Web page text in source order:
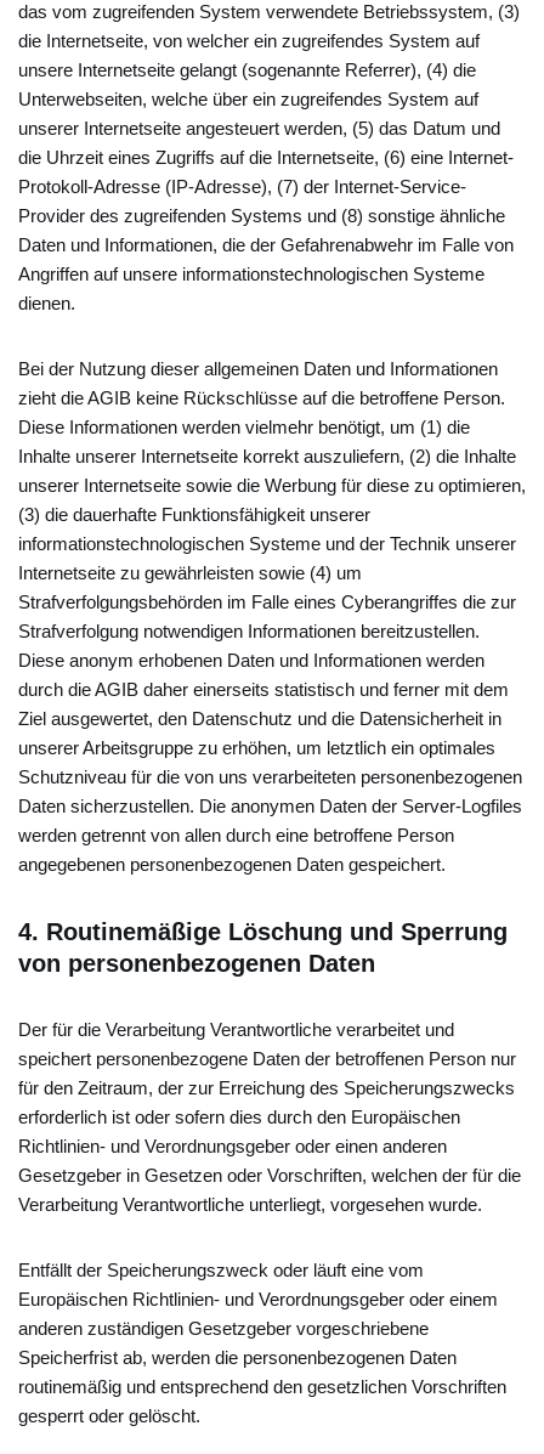
das vom zugreifenden System verwendete Betriebssystem, (3)
die Internetseite, von welcher ein zugreifendes System auf
unsere Internetseite gelangt (sogenannte Referrer), (4) die
Unterwebseiten, welche über ein zugreifendes System auf
unserer Internetseite angesteuert werden, (5) das Datum und
die Uhrzeit eines Zugriffs auf die Internetseite, (6) eine Internet-
Protokoll-Adresse (IP-Adresse), (7) der Internet-Service-
Provider des zugreifenden Systems und (8) sonstige ähnliche
Daten und Informationen, die der Gefahrenabwehr im Falle von
Angriffen auf unsere informationstechnologischen Systeme
dienen.
Bei der Nutzung dieser allgemeinen Daten und Informationen
zieht die AGIB keine Rückschlüsse auf die betroffene Person.
Diese Informationen werden vielmehr benötigt, um (1) die
Inhalte unserer Internetseite korrekt auszuliefern, (2) die Inhalte
unserer Internetseite sowie die Werbung für diese zu optimieren,
(3) die dauerhafte Funktionsfähigkeit unserer
informationstechnologischen Systeme und der Technik unserer
Internetseite zu gewährleisten sowie (4) um
Strafverfolgungsbehörden im Falle eines Cyberangriffes die zur
Strafverfolgung notwendigen Informationen bereitzustellen.
Diese anonym erhobenen Daten und Informationen werden
durch die AGIB daher einerseits statistisch und ferner mit dem
Ziel ausgewertet, den Datenschutz und die Datensicherheit in
unserer Arbeitsgruppe zu erhöhen, um letztlich ein optimales
Schutzniveau für die von uns verarbeiteten personenbezogenen
Daten sicherzustellen. Die anonymen Daten der Server-Logfiles
werden getrennt von allen durch eine betroffene Person
angegebenen personenbezogenen Daten gespeichert.
4. Routinemäßige Löschung und Sperrung
von personenbezogenen Daten
Der für die Verarbeitung Verantwortliche verarbeitet und
speichert personenbezogene Daten der betroffenen Person nur
für den Zeitraum, der zur Erreichung des Speicherungszwecks
erforderlich ist oder sofern dies durch den Europäischen
Richtlinien- und Verordnungsgeber oder einen anderen
Gesetzgeber in Gesetzen oder Vorschriften, welchen der für die
Verarbeitung Verantwortliche unterliegt, vorgesehen wurde.
Entfällt der Speicherungszweck oder läuft eine vom
Europäischen Richtlinien- und Verordnungsgeber oder einem
anderen zuständigen Gesetzgeber vorgeschriebene
Speicherfrist ab, werden die personenbezogenen Daten
routinemäßig und entsprechend den gesetzlichen Vorschriften
gesperrt oder gelöscht.